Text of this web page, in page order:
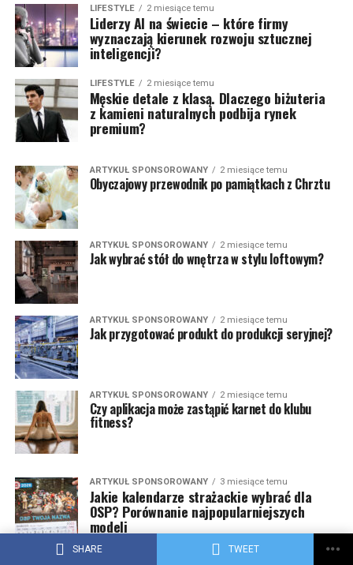
SHARE TWEET
LIFESTYLE 2 miesiące temu
Liderzy AI na świecie – które firmy
wyznaczają kierunek rozwoju sztucznej
inteligencji?
LIFESTYLE 2 miesiące temu
Męskie detale z klasą. Dlaczego biżuteria
z kamieni naturalnych podbija rynek
premium?
ARTYKUŁ SPONSOROWANY 2 miesiące temu
Obyczajowy przewodnik po pamiątkach z Chrztu
ARTYKUŁ SPONSOROWANY 2 miesiące temu
Jak wybrać stół do wnętrza w stylu loftowym?
ARTYKUŁ SPONSOROWANY 2 miesiące temu
Jak przygotować produkt do produkcji seryjnej?
ARTYKUŁ SPONSOROWANY 2 miesiące temu
Czy aplikacja może zastąpić karnet do klubu
fitness?
ARTYKUŁ SPONSOROWANY 3 miesiące temu
Jakie kalendarze strażackie wybrać dla
OSP? Porównanie najpopularniejszych
modeli